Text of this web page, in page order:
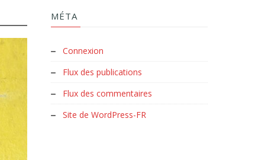
MÉTA
Connexion
Flux des publications
Flux des commentaires
Site de WordPress-FR